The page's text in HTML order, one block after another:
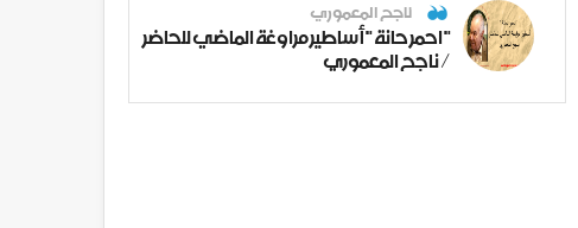
ناجح المعموري
" احمر حانة " أساطير مراوغة الماضي للحاضر
/ ناجح المعموري